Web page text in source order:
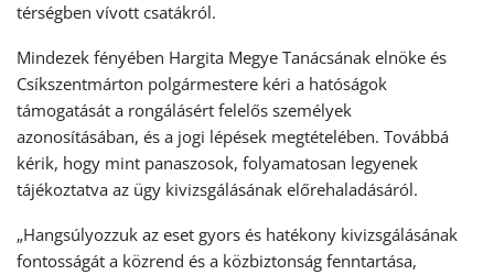
térségben vívott csatákról.
Mindezek fényében Hargita Megye Tanácsának elnöke és
Csíkszentmárton polgármestere kéri a hatóságok
támogatását a rongálásért felelős személyek
azonosításában, és a jogi lépések megtételében. Továbbá
kérik, hogy mint panaszosok, folyamatosan legyenek
tájékoztatva az ügy kivizsgálásának előrehaladásáról.
„Hangsúlyozzuk az eset gyors és hatékony kivizsgálásának
fontosságát a közrend és a közbiztonság fenntartása,